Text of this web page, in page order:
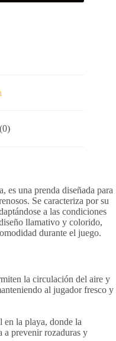
es una prenda diseñada para
Se caracteriza por su
a las condiciones
llamativo y colorido,
durante el juego.
la circulación del aire y
al jugador fresco y
en la playa, donde la
a prevenir rozaduras y